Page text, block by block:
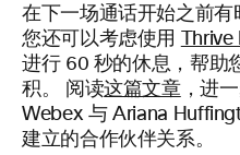
在下一场通话开始之前有
您还可以考虑使用
进行 60 秒的休息，帮助
积。 阅读这篇文章，进
Webex 与 Ariana
建立的合作伙伴关系。